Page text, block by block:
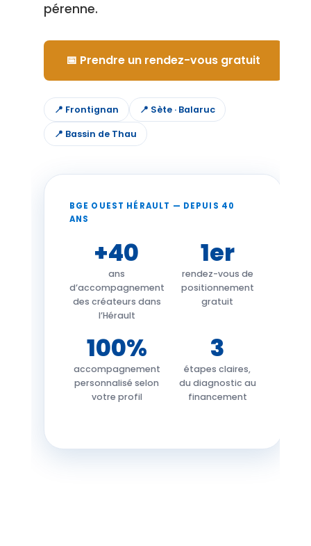
pérenne.
📅 Prendre un rendez-vous gratuit
📍 Frontignan 📍 Sète · Balaruc
📍 Bassin de Thau
BGE OUEST HÉRAULT — DEPUIS 40
ANS
+40
ans
d’accompagnement
des créateurs dans
l’Hérault
1er
rendez-vous de
positionnement
gratuit
100%
accompagnement
personnalisé selon
votre profil
3
étapes claires,
du diagnostic au
financement